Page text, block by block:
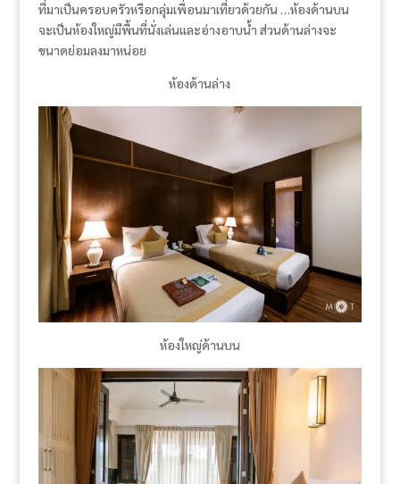
ที่มาเป็นครอบครัวหรือกลุ่มเพื่อนมาเที่ยวด้วยกัน …​ห้องด้านบน
จะเป็นห้องใหญ่มีพื้นที่นั่งเล่นและอ่างอาบน้ำ ส่วนด้านล่างจะ
ขนาดย่อมลงมาหน่อย
ห้องด้านล่าง
ห้องใหญ่ด้านบน